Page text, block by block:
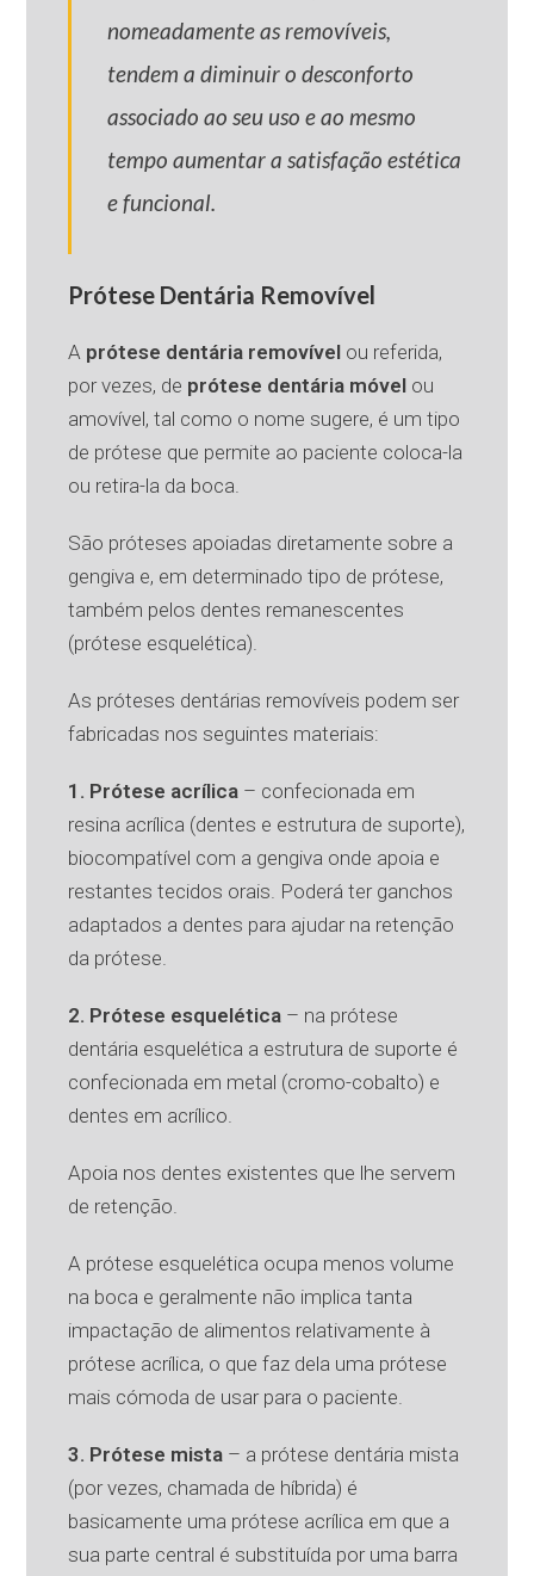
nomeadamente as removíveis,
tendem a diminuir o desconforto
associado ao seu uso e ao mesmo
tempo aumentar a satisfação estética
e funcional.
Prótese Dentária Removível
A prótese dentária removível ou referida,
por vezes, de prótese dentária móvel ou
amovível, tal como o nome sugere, é um tipo
de prótese que permite ao paciente coloca-la
ou retira-la da boca.
São próteses apoiadas diretamente sobre a
gengiva e, em determinado tipo de prótese,
também pelos dentes remanescentes
(prótese esquelética).
As próteses dentárias removíveis podem ser
fabricadas nos seguintes materiais:
1. Prótese acrílica – confecionada em
resina acrílica (dentes e estrutura de suporte),
biocompatível com a gengiva onde apoia e
restantes tecidos orais. Poderá ter ganchos
adaptados a dentes para ajudar na retenção
da prótese.
2. Prótese esquelética – na prótese
dentária esquelética a estrutura de suporte é
confecionada em metal (cromo-cobalto) e
dentes em acrílico.
Apoia nos dentes existentes que lhe servem
de retenção.
A prótese esquelética ocupa menos volume
na boca e geralmente não implica tanta
impactação de alimentos relativamente à
prótese acrílica, o que faz dela uma prótese
mais cómoda de usar para o paciente.
3. Prótese mista – a prótese dentária mista
(por vezes, chamada de híbrida) é
basicamente uma prótese acrílica em que a
sua parte central é substituída por uma barra